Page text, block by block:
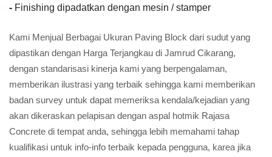
- Finishing dipadatkan dengan mesin / stamper
Kami Menjual Berbagai Ukuran Paving Block dari sudut yang
dipastikan dengan Harga Terjangkau di Jamrud Cikarang,
dengan standarisasi kinerja kami yang berpengalaman,
memberikan ilustrasi yang terbaik sehingga kami memberikan
badan survey untuk dapat memeriksa kendala/kejadian yang
akan dikeraskan pelapisan dengan aspal hotmik Rajasa
Concrete di tempat anda, sehingga lebih memahami tahap
kualifikasi untuk info-info terbaik kepada pengguna, karea jika